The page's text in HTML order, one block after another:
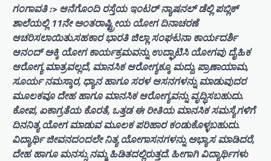
ಗಂಗಾವತಿ :> ಆನೆಗೊಂದಿ ರಸ್ತೆಯ ಇಂಟರ್ ನ್ಯಾಷನಲ್ ಡೆಲ್ಲಿ ಪಬ್ಲಿಕ್
ಶಾಲೆಯಲ್ಲಿ 11ನೇ ಅಂತರಾಷ್ಟ್ರೀಯ ಯೋಗ ದಿನಾಚರಣೆ
ಆಚರಿಸಲಾಯಿತು.ಸಹಕಾರ ಭಾರತಿ ಜಿಲ್ಲಾ ಸಂಘಟನಾ ಕಾರ್ಯದರ್ಶಿ
ಆನಂದ್ ಅಕ್ಕಿ ಯೋಗ ಕಾರ್ಯಕ್ರಮವನ್ನು ಉದ್ಘಾಟಿಸಿ ಯೋಗವು ದೈಹಿಕ
ಆರೋಗ್ಯ ಮಾತ್ರವಲ್ಲದೆ, ಮಾನಸಿಕ ಆರೋಗ್ಯಕ್ಕೂ ಮದ್ದು. ಪ್ರಾಣಾಯಾಮ,
ಸೂರ್ಯ ನಮಸ್ಕಾರ, ಧ್ಯಾನ ಹಾಗೂ ಸರಳ ಆಸನಗಳನ್ನು ಮಾಡುವುದರ
ಮೂಲಕವೂ ದೇಹ ಹಾಗೂ ಮಾನಸಿಕ ಆರೋಗ್ಯವನ್ನು ವೃದ್ಧಿಸಬಹುದು.
ಕೋಪ, ಏಕಾಗ್ರತೆಯ ಕೊರತೆ, ಒತ್ತಡ ಈ ರೀತಿಯ ಮಾನಸಿಕ ಸಮಸ್ಯೆಗಳಿಗೆ
ದಿನನಿತ್ಯ ಯೋಗ ಮಾಡುವ ಮೂಲಕ ಪರಿಹಾರ ಕಂಡುಕೊಳ್ಳಬಹುದು.
ವಿದ್ಯಾರ್ಥಿ ಜೀವನದಂದಲೇ ನಿತ್ಯ ಯೋಗಾಸನಗಳನ್ನು ಅಭ್ಯಾಸ ಮಾಡಿದರೆ,
ದೇಹ ಹಾಗೂ ಮನಸ್ಸು ನಮ್ಮ ಹಿಡಿತದಲ್ಲಿರುತ್ತದೆ. ಹೀಗಾಗಿ ವಿದ್ಯಾರ್ಥಿಗಳು